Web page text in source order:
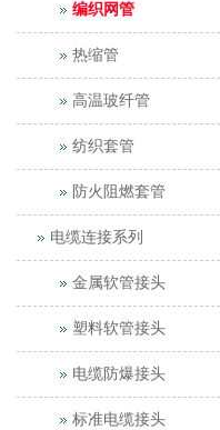
编织网管
热缩管
高温玻纤管
纺织套管
防火阻燃套管
电缆连接系列
金属软管接头
塑料软管接头
电缆防爆接头
标准电缆接头